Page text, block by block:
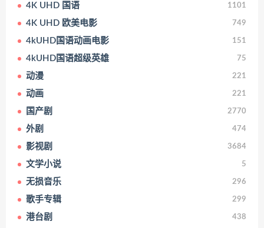
4K UHD 国语 1101
4K UHD 欧美电影 749
4kUHD国语动画电影 151
4kUHD国语超级英雄 75
动漫 221
动画 221
国产剧 2770
外剧 474
影视剧 3684
文学小说 5
无损音乐 296
歌手专辑 299
港台剧 438